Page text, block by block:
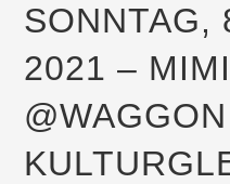
SONNTAG,
2021 –